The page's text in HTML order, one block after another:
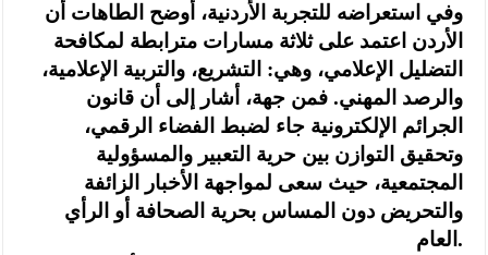
وفي استعراضه للتجربة الأردنية، أوضح الطاهات أن
الأردن اعتمد على ثلاثة مسارات مترابطة لمكافحة
التضليل الإعلامي، وهي: التشريع، والتربية الإعلامية،
والرصد المهني. فمن جهة، أشار إلى أن قانون
الجرائم الإلكترونية جاء لضبط الفضاء الرقمي،
وتحقيق التوازن بين حرية التعبير والمسؤولية
المجتمعية، حيث سعى لمواجهة الأخبار الزائفة
والتحريض دون المساس بحرية الصحافة أو الرأي
العام.